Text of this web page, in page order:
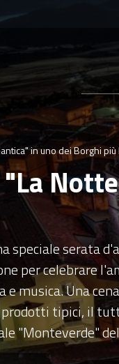
in uno dei Borghi più
speciale serata
per celebrare
musica. Una
tipici, il
"Monteverde"